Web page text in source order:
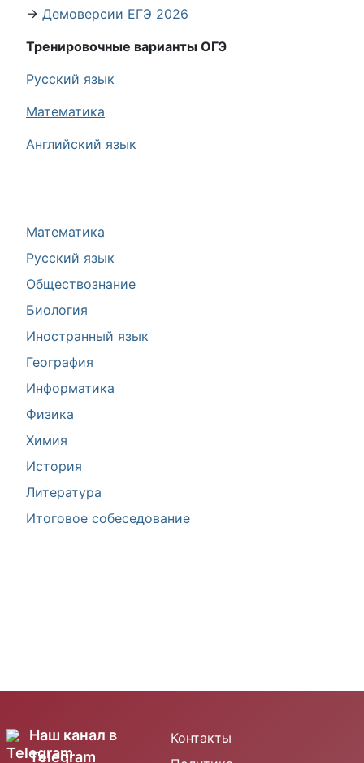
Математика
Русский язык
Обществознание
Биология
Иностранный язык
География
Информатика
Физика
Химия
История
Литература
Итоговое собеседование
→ Демоверсии ЕГЭ 2026
Тренировочные варианты ОГЭ
Русский язык
Математика
Английский язык
Наш канал в
Telegram
Контакты